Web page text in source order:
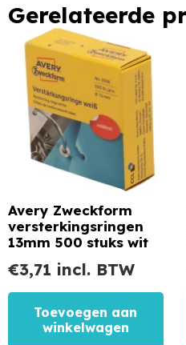
Gerelateerde
Avery Zweckform
versterkingsringen
13mm 500 stuks wit
€3,71 incl. BTW
Toevoegen aan
winkelwagen